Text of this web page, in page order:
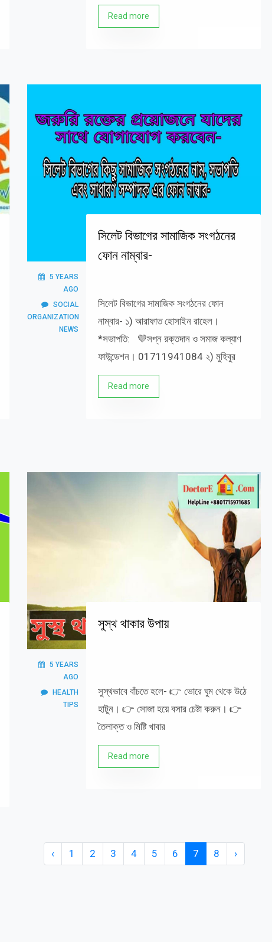
Read more
5 YEARS
AGO
SOCIAL
ORGANIZATION
NEWS
সিলেট বিভাগের সামাজিক সংগঠনের
ফোন নাম্বার-
সিলেট বিভাগের সামাজিক সংগঠনের ফোন
নাম্বার- ১) আরাফাত হোসাইন রাহেল।
*সভাপতি: 💜সপ্ন রক্তদান ও সমাজ কল্যাণ
ফাউন্ডেশন। 01711941084 ২) মুহিবুর
Read more
5 YEARS
AGO
HEALTH
TIPS
সুস্থ থাকার উপায়
সুস্থভাবে বাঁচতে হলে- 👉 ভোরে ঘুম থেকে উঠে
হাটুন। 👉 সোজা হয়ে বসার চেষ্টা করুন। 👉
তৈলাক্ত ও মিষ্টি খাবার
Read more
‹ 1 2 3 4 5 6 7 8 ›